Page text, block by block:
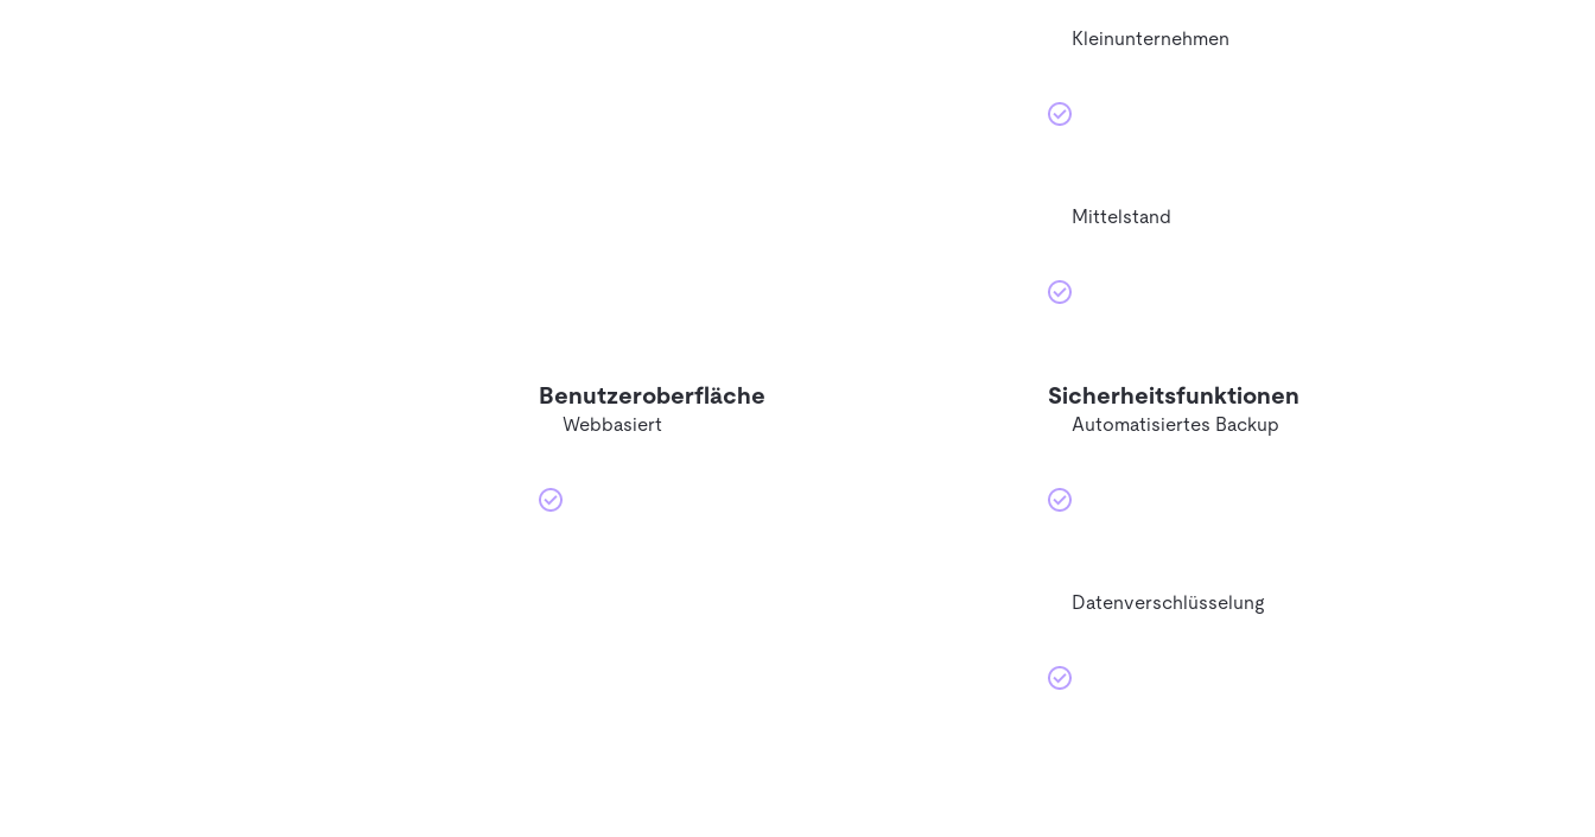
Kleinunternehmen
Mittelstand
Benutzeroberfläche
Webbasiert
Sicherheitsfunktionen
Automatisiertes Backup
Datenverschlüsselung